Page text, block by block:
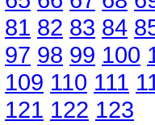
81 82 83 84
97 98 99 100
109 110 111
121 122 123